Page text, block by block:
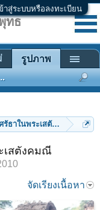
าสู่ระบบหรือลงทะเบียน
รัธาในพระเสตังคมณี
เสตังคมณี
จัดเรียงเนื้อหา
ทธ
รูปภาพ